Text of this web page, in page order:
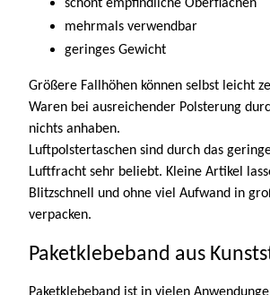
schont empfindliche Oberflächen
mehrmals verwendbar
geringes Gewicht
Größere Fallhöhen können selbst leicht
Waren bei ausreichender Polsterung
nichts anhaben.
Luftpolstertaschen sind durch das
Luftfracht sehr beliebt. Kleine Artikel
Blitzschnell und ohne viel Aufwand in
verpacken.
Paketklebeband aus
Paketklebeband ist in vielen